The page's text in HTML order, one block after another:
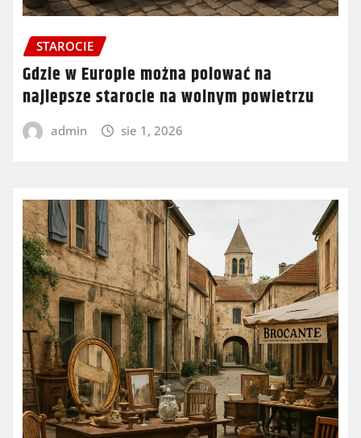
STAROCIE
Gdzie w Europie można polować na
najlepsze starocie na wolnym powietrzu
admin sie 1, 2026